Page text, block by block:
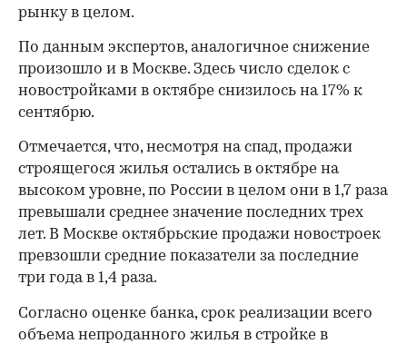
рынку в целом.
По данным экспертов, аналогичное снижение
произошло и в Москве. Здесь число сделок с
новостройками в октябре снизилось на 17% к
сентябрю.
Отмечается, что, несмотря на спад, продажи
строящегося жилья остались в октябре на
высоком уровне, по России в целом они в 1,7 раза
превышали среднее значение последних трех
лет. В Москве октябрьские продажи новостроек
превзошли средние показатели за последние
три года в 1,4 раза.
Согласно оценке банка, срок реализации всего
объема непроданного жилья в стройке в